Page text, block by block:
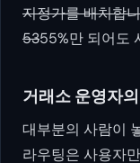
지정가를 배치합
5355%만 되어도
거래소 운영자
대부분의 사람이
라우팅은 사용자